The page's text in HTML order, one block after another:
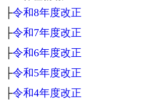
├令和8年度改正
├令和7年度改正
├令和6年度改正
├令和5年度改正
├令和4年度改正